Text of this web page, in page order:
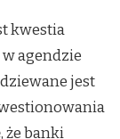
kwestia
agendzie
jest
że banki